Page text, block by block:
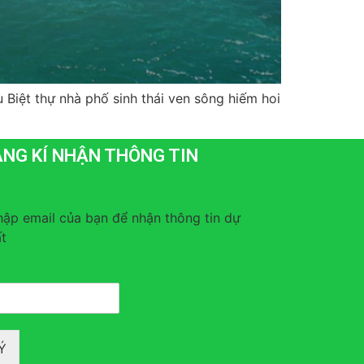
Biệt thự nhà phố sinh thái ven sông hiếm hoi
KÍ NHẬN THÔNG TIN
email của bạn để nhận thông tin dự